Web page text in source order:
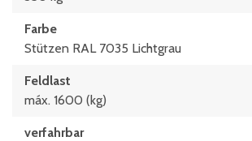
Farbe
Stützen RAL 7035 Lichtgrau
Feldlast
máx. 1600 (kg)
verfahrbar